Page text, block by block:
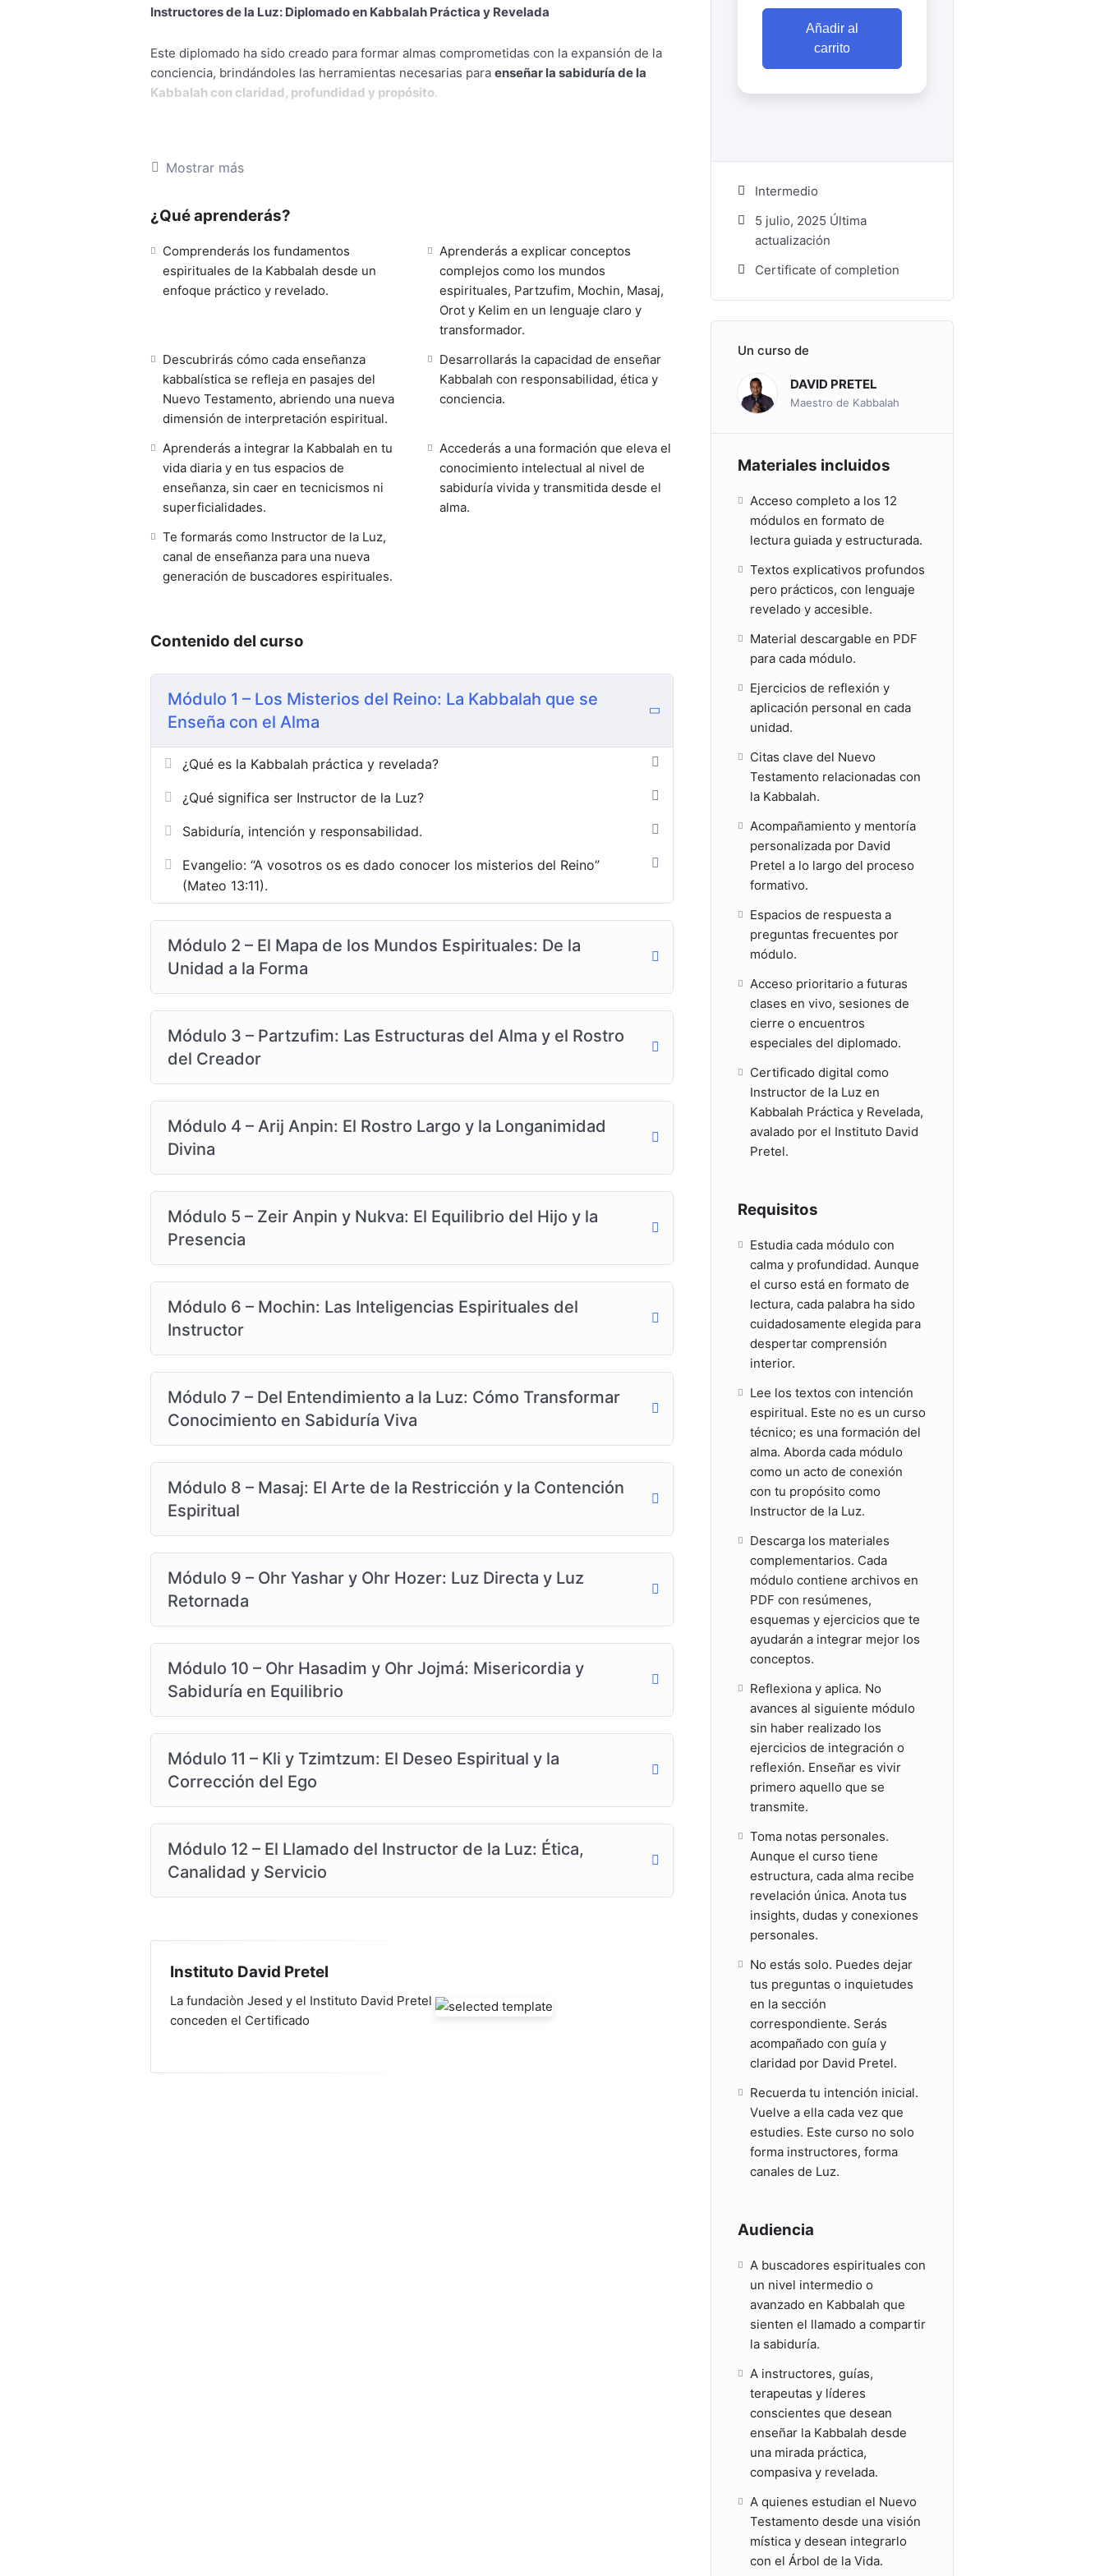
Instructores de la Luz: Diplomado en Kabbalah Práctica y Revelada
Este diplomado ha sido creado para formar almas comprometidas con la expansión de la
conciencia, brindándoles las herramientas necesarias paraenseñar la sabiduría de la
Kabbalah con claridad, profundidad y propósito.
Testamentocomo puente de comprensión espiritual para el alma contemporánea.
Aquí no solo aprenderás conceptos como
aplicables, tanto para ti como para quienes recibirán tu enseñanza.
Este no es un curso más. Es un
llamado para aquellos que sienten que su misión es ser
, guiando a otros en su despertar espiritual desde un
Mostrar más
¿Qué aprenderás?
Comprenderás los fundamentos
espirituales de la Kabbalah desde un
enfoque práctico y revelado.
Aprenderás a explicar conceptos
complejos como los mundos
espirituales, Partzufim, Mochin, Masaj,
Orot y Kelim en un lenguaje claro y
transformador.
Descubrirás cómo cada enseñanza
kabbalística se refleja en pasajes del
Nuevo Testamento, abriendo una nueva
dimensión de interpretación espiritual.
Desarrollarás la capacidad de enseñar
Kabbalah con responsabilidad, ética y
conciencia.
Aprenderás a integrar la Kabbalah en tu
vida diaria y en tus espacios de
enseñanza, sin caer en tecnicismos ni
superficialidades.
Accederás a una formación que eleva el
conocimiento intelectual al nivel de
sabiduría vivida y transmitida desde el
alma.
Te formarás como Instructor de la Luz,
canal de enseñanza para una nueva
generación de buscadores espirituales.
Contenido del curso
Módulo 1 – Los Misterios del Reino: La Kabbalah que se
Enseña con el Alma
¿Qué es la Kabbalah práctica y revelada?
¿Qué significa ser Instructor de la Luz?
Sabiduría, intención y responsabilidad.
Evangelio: “A vosotros os es dado conocer los misterios del Reino”
(Mateo 13:11).
Módulo 2 – El Mapa de los Mundos Espirituales: De la
Unidad a la Forma
Módulo 3 – Partzufim: Las Estructuras del Alma y el Rostro
del Creador
Módulo 4 – Arij Anpin: El Rostro Largo y la Longanimidad
Divina
Módulo 5 – Zeir Anpin y Nukva: El Equilibrio del Hijo y la
Presencia
Módulo 6 – Mochin: Las Inteligencias Espirituales del
Instructor
Módulo 7 – Del Entendimiento a la Luz: Cómo Transformar
Conocimiento en Sabiduría Viva
Módulo 8 – Masaj: El Arte de la Restricción y la Contención
Espiritual
Módulo 9 – Ohr Yashar y Ohr Hozer: Luz Directa y Luz
Retornada
Módulo 10 – Ohr Hasadim y Ohr Jojmá: Misericordia y
Sabiduría en Equilibrio
Módulo 11 – Kli y Tzimtzum: El Deseo Espiritual y la
Corrección del Ego
Módulo 12 – El Llamado del Instructor de la Luz: Ética,
Canalidad y Servicio
Instituto David Pretel
La fundaciòn Jesed y el Instituto David Pretel
conceden el Certificado
Añadir al
carrito
Intermedio
5 julio, 2025 Última
actualización
Certificate of completion
Un curso de
DAVID PRETEL
Maestro de Kabbalah
Materiales incluidos
Acceso completo a los 12
módulos en formato de
lectura guiada y estructurada.
Textos explicativos profundos
pero prácticos, con lenguaje
revelado y accesible.
Material descargable en PDF
para cada módulo.
Ejercicios de reflexión y
aplicación personal en cada
unidad.
Citas clave del Nuevo
Testamento relacionadas con
la Kabbalah.
Acompañamiento y mentoría
personalizada por David
Pretel a lo largo del proceso
formativo.
Espacios de respuesta a
preguntas frecuentes por
módulo.
Acceso prioritario a futuras
clases en vivo, sesiones de
cierre o encuentros
especiales del diplomado.
Certificado digital como
Instructor de la Luz en
Kabbalah Práctica y Revelada,
avalado por el Instituto David
Pretel.
Requisitos
Estudia cada módulo con
calma y profundidad. Aunque
el curso está en formato de
lectura, cada palabra ha sido
cuidadosamente elegida para
despertar comprensión
interior.
Lee los textos con intención
espiritual. Este no es un curso
técnico; es una formación del
alma. Aborda cada módulo
como un acto de conexión
con tu propósito como
Instructor de la Luz.
Descarga los materiales
complementarios. Cada
módulo contiene archivos en
PDF con resúmenes,
esquemas y ejercicios que te
ayudarán a integrar mejor los
conceptos.
Reflexiona y aplica. No
avances al siguiente módulo
sin haber realizado los
ejercicios de integración o
reflexión. Enseñar es vivir
primero aquello que se
transmite.
Toma notas personales.
Aunque el curso tiene
estructura, cada alma recibe
revelación única. Anota tus
insights, dudas y conexiones
personales.
No estás solo. Puedes dejar
tus preguntas o inquietudes
en la sección
correspondiente. Serás
acompañado con guía y
claridad por David Pretel.
Recuerda tu intención inicial.
Vuelve a ella cada vez que
estudies. Este curso no solo
forma instructores, forma
canales de Luz.
Audiencia
A buscadores espirituales con
un nivel intermedio o
avanzado en Kabbalah que
sienten el llamado a compartir
la sabiduría.
A instructores, guías,
terapeutas y líderes
conscientes que desean
enseñar la Kabbalah desde
una mirada práctica,
compasiva y revelada.
A quienes estudian el Nuevo
Testamento desde una visión
mística y desean integrarlo
con el Árbol de la Vida.